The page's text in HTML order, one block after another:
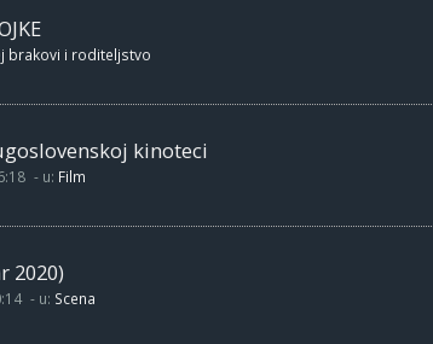
brakovi i roditeljstvo
kinoteci
- u: Film
2020)
- u: Scena